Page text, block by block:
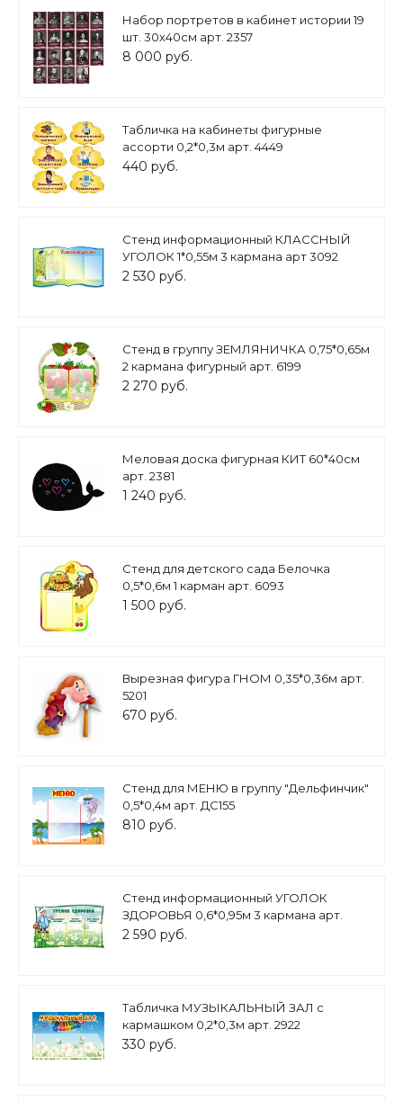
Набор портретов в кабинет истории 19
шт. 30х40см арт. 2357
8 000 руб.
Табличка на кабинеты фигурные
ассорти 0,2*0,3м арт. 4449
440 руб.
Стенд информационный КЛАССНЫЙ
УГОЛОК 1*0,55м 3 кармана арт 3092
2 530 руб.
Cтенд в группу ЗЕМЛЯНИЧКА 0,75*0,65м
2 кармана фигурный арт. 6199
2 270 руб.
Меловая доска фигурная КИТ 60*40см
арт. 2381
1 240 руб.
Стенд для детского сада Белочка
0,5*0,6м 1 карман арт. 6093
1 500 руб.
Вырезная фигура ГНОМ 0,35*0,36м арт.
5201
670 руб.
Стенд для МЕНЮ в группу "Дельфинчик"
0,5*0,4м арт. ДС155
810 руб.
Стенд информационный УГОЛОК
ЗДОРОВЬЯ 0,6*0,95м 3 кармана арт.
2704
2 590 руб.
Табличка МУЗЫКАЛЬНЫЙ ЗАЛ с
кармашком 0,2*0,3м арт. 2922
330 руб.